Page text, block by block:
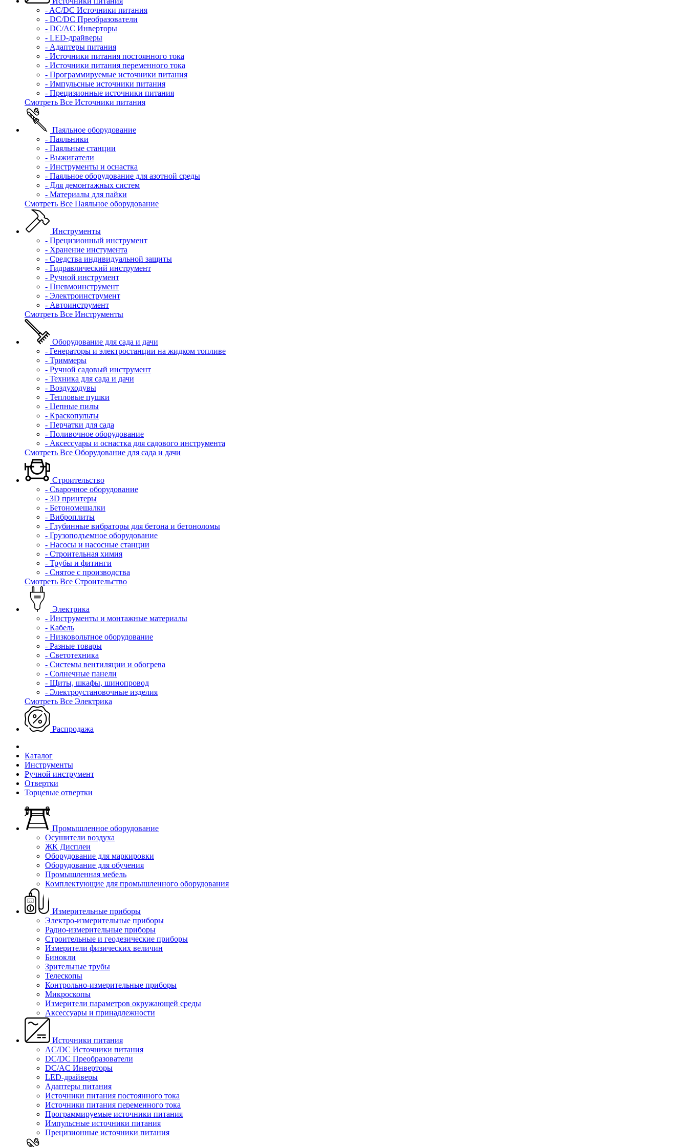
- AC/DC Источники питания
- DC/DC Преобразователи
- DC/AC Инверторы
- LED-драйверы
- Адаптеры питания
- Источники питания постоянного тока
- Источники питания переменного тока
- Программируемые источники питания
- Импульсные источники питания
- Прецизионные источники питания
Смотреть Все Источники питания
Паяльное оборудование
- Паяльники
- Паяльные станции
- Выжигатели
- Инструменты и оснастка
- Паяльное оборудование для азотной среды
- Для демонтажных систем
- Материалы для пайки
Смотреть Все Паяльное оборудование
Инструменты
- Прецизионный инструмент
- Хранение инстумента
- Средства индивидуальной защиты
- Гидравлический инструмент
- Ручной инструмент
- Пневмоинструмент
- Электроинструмент
- Автоинструмент
Смотреть Все Инструменты
Оборудование для сада и дачи
- Генераторы и электростанции на жидком топливе
- Триммеры
- Ручной садовый инструмент
- Техника для сада и дачи
- Воздуходувы
- Тепловые пушки
- Цепные пилы
- Краскопульты
- Перчатки для сада
- Поливочное оборудование
- Аксессуары и оснастка для садового инструмента
Смотреть Все Оборудование для сада и дачи
Строительство
- Сварочное оборудование
- 3D принтеры
- Бетономешалки
- Виброплиты
- Глубинные вибраторы для бетона и бетоноломы
- Грузоподъемное оборудование
- Насосы и насосные станции
- Строительная химия
- Трубы и фитинги
- Снятое с производства
Смотреть Все Строительство
Электрика
- Инструменты и монтажные материалы
- Кабель
- Низковольтное оборудование
- Разные товары
- Светотехника
- Системы вентиляции и обогрева
- Солнечные панели
- Щиты, шкафы, шинопровод
- Электроустановочные изделия
Смотреть Все Электрика
Распродажа
Каталог
Инструменты
Ручной инструмент
Отвертки
Торцевые отвертки
Промышленное оборудование
Осушители воздуха
ЖК Дисплеи
Оборудование для маркировки
Оборудование для обучения
Промышленная мебель
Комплектующие для промышленного оборудования
Измерительные приборы
Электро-измерительные приборы
Радио-измерительные приборы
Строительные и геодезические приборы
Измерители физических величин
Бинокли
Зрительные трубы
Телескопы
Контрольно-измерительные приборы
Микроскопы
Измерители параметров окружающей среды
Аксессуары и принадлежности
Источники питания
AC/DC Источники питания
DC/DC Преобразователи
DC/AC Инверторы
LED-драйверы
Адаптеры питания
Источники питания постоянного тока
Источники питания переменного тока
Программируемые источники питания
Импульсные источники питания
Прецизионные источники питания